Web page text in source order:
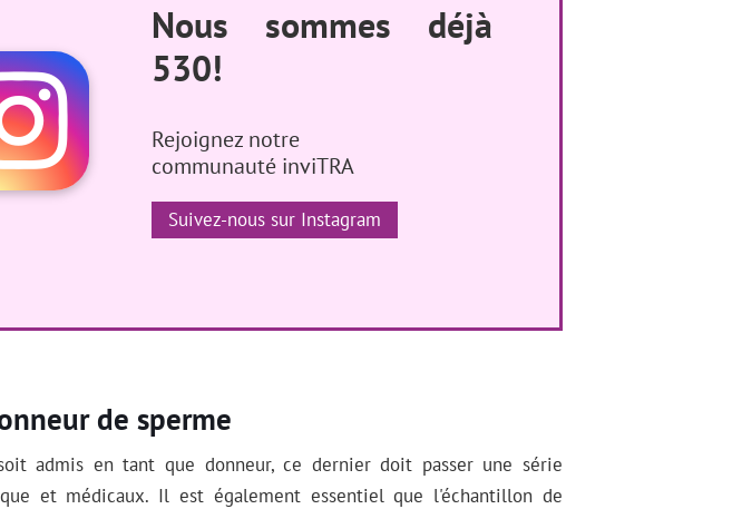
Nous sommes déjà
530!
Rejoignez notre
communauté inviTRA
Suivez-nous sur Instagram
de sperme
admis en tant que donneur, ce dernier doit passer une série
et médicaux. Il est également essentiel que l'échantillon de